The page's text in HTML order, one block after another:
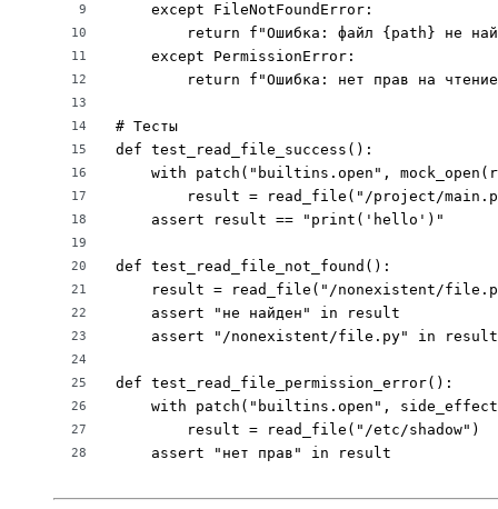
9
10
11
12
13
14
15
16
17
18
19
20
21
22
23
24
25
26
27
28
    except FileNotFoundError:
return f"Ошибка: файл {path} не
    except PermissionError:
return f"Ошибка: нет прав на
# Тесты
def test_read_file_success():
with patch("builtins.open",
result = read_file("/project/
    assert result == "print('hello')"
def test_read_file_not_found():
result = read_file("/nonexistent/
    assert "не найден" in result
    assert "/nonexistent/file.py" in result
def test_read_file_permission_error():
with patch("builtins.open",
        result = read_file("/etc/shadow")
    assert "нет прав" in result